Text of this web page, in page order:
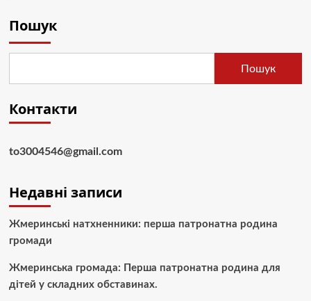
Пошук
Пошук
Контакти
to3004546@gmail.com
Недавні записи
Жмеринські натхненники: перша патронатна родина
громади
Жмеринська громада: Перша патронатна родина для
дітей у складних обставинах.